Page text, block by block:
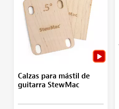
Calzas para mástil de
guitarra StewMac